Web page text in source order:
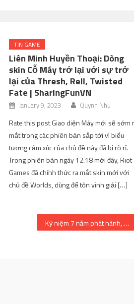
TIN GAME
Liên Minh Huyền Thoại: Dòng
skin Cỗ Máy trở lại với sự trở
lại của Thresh, Rell, Twisted
Fate | SharingFunVN
January 9, 2023 Quynh Nhu
Rate this post Giao diện Máy mới sẽ sớm
mắt trong các phiên bản sắp tới vì biểu
tượng cảm xúc của chủ đề này đã bị rò rỉ.
Trong phiên bản ngày 12.18 mới đây, Riot
Games đã chính thức ra mắt skin mới với
chủ đề Worlds, dùng để tôn vinh giải […]
Kỷ niệm 7 năm phát hành, Black Clover ra mắt movie mới mặc dù anime đang tạm ngừng hoạt động vô thời hạn